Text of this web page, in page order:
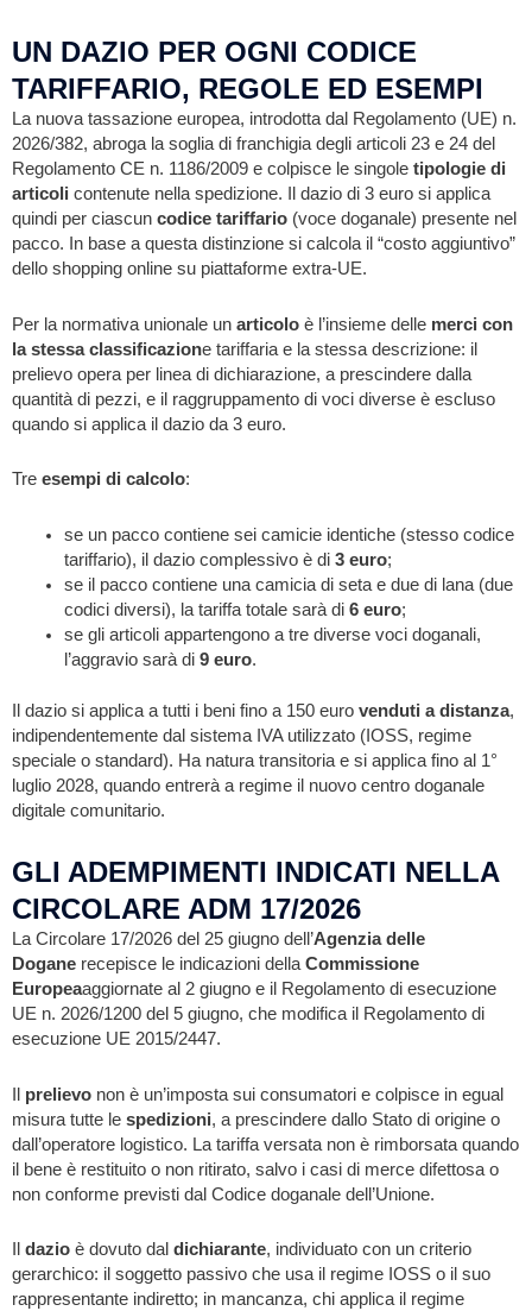
UN DAZIO PER OGNI CODICE
TARIFFARIO, REGOLE ED ESEMPI
La nuova tassazione europea, introdotta dal Regolamento (UE) n.
2026/382, abroga la soglia di franchigia degli articoli 23 e 24 del
Regolamento CE n. 1186/2009 e colpisce le singole tipologie di
articoli contenute nella spedizione. Il dazio di 3 euro si applica
quindi per ciascun codice tariffario (voce doganale) presente nel
pacco. In base a questa distinzione si calcola il “costo aggiuntivo”
dello shopping online su piattaforme extra-UE.
Per la normativa unionale un articolo è l’insieme delle merci con
la stessa classificazione tariffaria e la stessa descrizione: il
prelievo opera per linea di dichiarazione, a prescindere dalla
quantità di pezzi, e il raggruppamento di voci diverse è escluso
quando si applica il dazio da 3 euro.
Tre esempi di calcolo:
se un pacco contiene sei camicie identiche (stesso codice
tariffario), il dazio complessivo è di 3 euro;
se il pacco contiene una camicia di seta e due di lana (due
codici diversi), la tariffa totale sarà di 6 euro;
se gli articoli appartengono a tre diverse voci doganali,
l’aggravio sarà di 9 euro.
Il dazio si applica a tutti i beni fino a 150 euro venduti a distanza,
indipendentemente dal sistema IVA utilizzato (IOSS, regime
speciale o standard). Ha natura transitoria e si applica fino al 1°
luglio 2028, quando entrerà a regime il nuovo centro doganale
digitale comunitario.
GLI ADEMPIMENTI INDICATI NELLA
CIRCOLARE ADM 17/2026
La Circolare 17/2026 del 25 giugno dell’Agenzia delle
Dogane recepisce le indicazioni della Commissione
Europeaaggiornate al 2 giugno e il Regolamento di esecuzione
UE n. 2026/1200 del 5 giugno, che modifica il Regolamento di
esecuzione UE 2015/2447.
prelievo non è un’imposta sui consumatori e colpisce in egual
misura tutte le spedizioni, a prescindere dallo Stato di origine o
dall’operatore logistico. La tariffa versata non è rimborsata quando
il bene è restituito o non ritirato, salvo i casi di merce difettosa o
non conforme previsti dal Codice doganale dell’Unione.
dazio è dovuto dal dichiarante, individuato con un criterio
gerarchico: il soggetto passivo che usa il regime IOSS o il suo
rappresentante indiretto; in mancanza, chi applica il regime